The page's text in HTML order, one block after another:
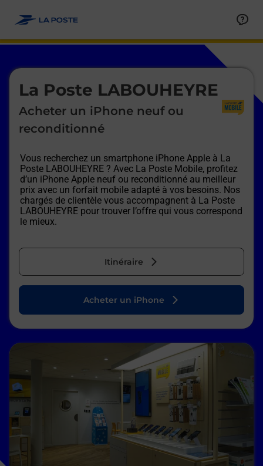
La Poste LABOUHEYRE
Acheter un iPhone neuf ou
reconditionné
Vous recherchez un smartphone iPhone Apple à La
Poste LABOUHEYRE ? Avec La Poste Mobile, profitez
d’un iPhone Apple neuf ou reconditionné au meilleur
prix avec un forfait mobile adapté à vos besoins. Nos
chargés de clientèle vous accompagnent à La Poste
LABOUHEYRE pour trouver l’offre qui vous correspond
le mieux.
Itinéraire
Le lien s'ouvre dans un nouvel onglet
Acheter un iPhone